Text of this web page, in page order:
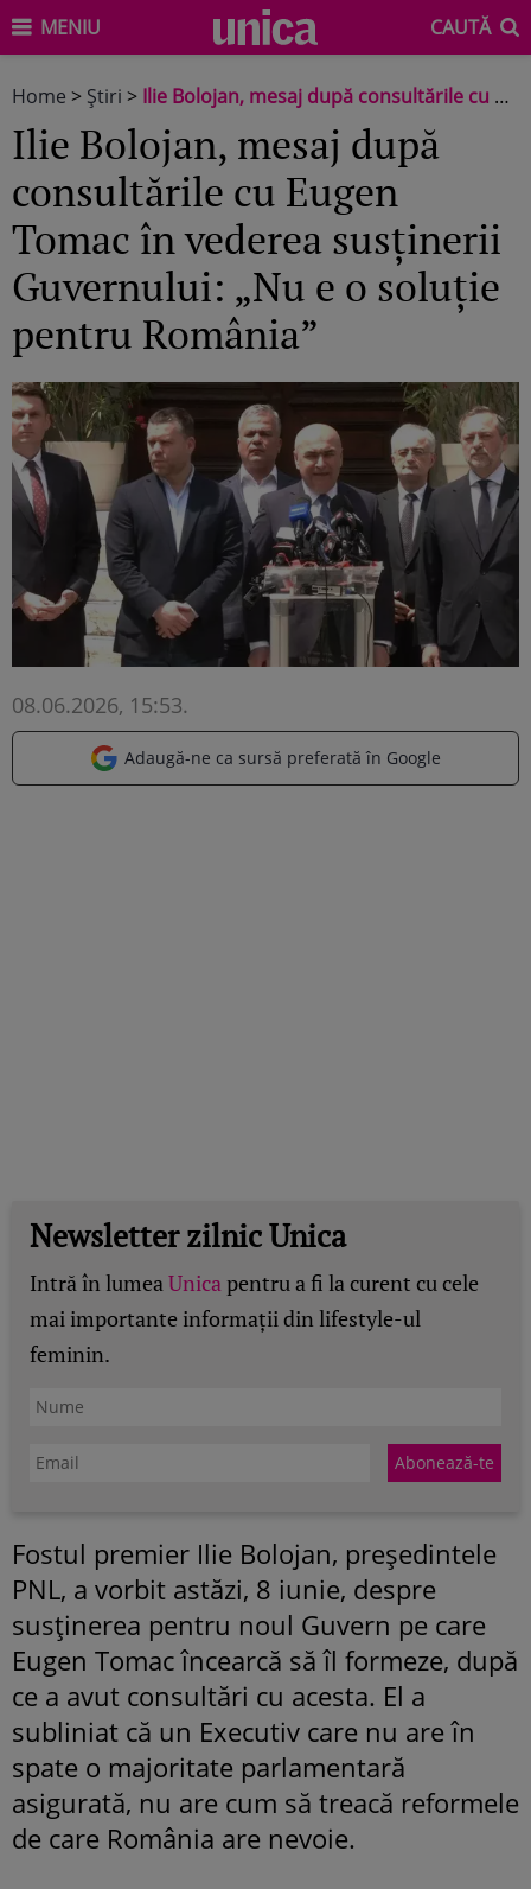
MENIU CAUTĂ
Home > Știri > Ilie Bolojan, mesaj după consultările cu Eugen Tomac în vederea susținerii Guvernului: „Nu e o soluție pentru România”
Ilie Bolojan, mesaj după
consultările cu Eugen
Tomac în vederea susținerii
Guvernului: „Nu e o soluție
pentru România”
08.06.2026, 15:53.
Adaugă-ne ca sursă preferată în Google
Newsletter zilnic Unica
Intră în lumeaUnicapentru a fi la curent cu cele
mai importante informații din lifestyle-ul
feminin.
Fostul premier Ilie Bolojan, președintele
PNL, a vorbit astăzi, 8 iunie, despre
susținerea pentru noul Guvern pe care
Eugen Tomac încearcă să îl formeze, după
ce a avut consultări cu acesta. El a
subliniat că un Executiv care nu are în
spate o majoritate parlamentară
asigurată, nu are cum să treacă reformele
de care România are nevoie.